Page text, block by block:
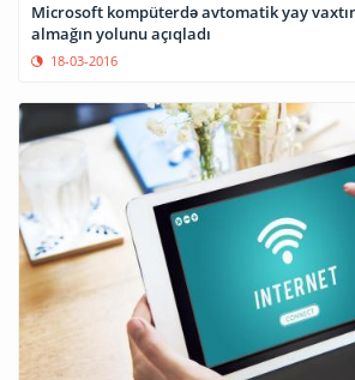
Microsoft kompüterdə avtomatik yay
almağın yolunu açıqladı
18-03-2016